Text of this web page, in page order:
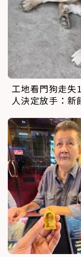
工地看門狗走失
人決定放手：新